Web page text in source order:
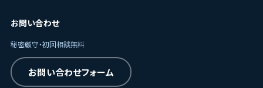
お問い合わせ
秘密厳守・初回相談無料
お問い合わせフォーム